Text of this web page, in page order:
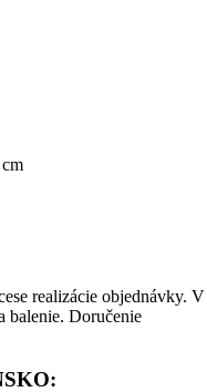
realizácie objednávky. V
balenie. Doručenie